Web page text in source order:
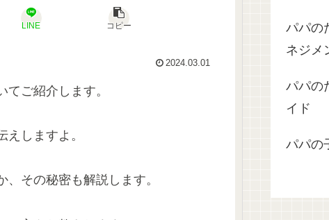
LINE コピー
2024.03.01
ご紹介します。
しますよ。
その秘密も解説します。
パパの
ネジメ
パパの
イド
パパの